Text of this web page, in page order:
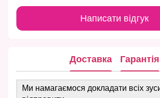
Написати відгук
Доставка Гарантія
Ми намагаємося докладати всіх